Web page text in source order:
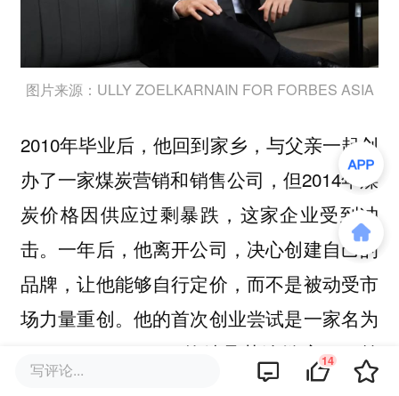
图片来源：ULLY ZOELKARNAIN FOR FORBES ASIA
2010年毕业后，他回到家乡，与父亲一起创
办了一家煤炭营销和销售公司，但2014年煤
炭价格因供应过剩暴跌，这家企业受到冲
击。一年后，他离开公司，决心创建自己的
品牌，让他能够自行定价，而不是被动受市
场力量重创。他的首次创业尝试是一家名为
Lewis & Carroll Tea的精品茶连锁店，目前
在雅加达仍有一家门店（蒂尔塔纳塔表示，
写评论... 14